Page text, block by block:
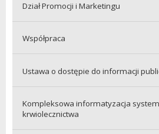
Dział Promocji i Marketingu
Współpraca
Ustawa o dostępie do informacji
Kompleksowa informatyzacja
krwiolecznictwa